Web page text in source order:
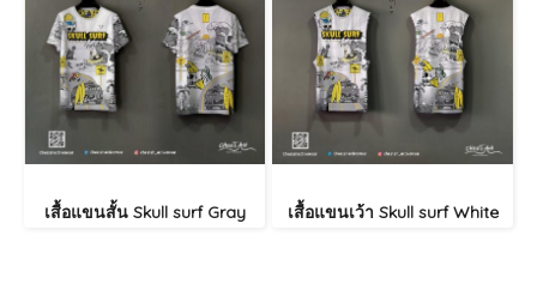
เสื้อแขนสั้น Skull surf Gray เสื้อแขนเว้า Skull surf White